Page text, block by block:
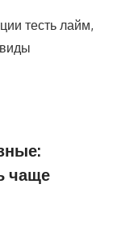
тесть лайм,
чаще